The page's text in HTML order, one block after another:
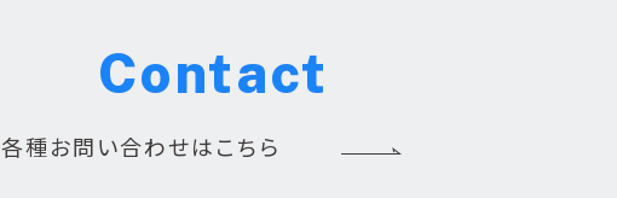
Contact
各種お問い合わせはこちら